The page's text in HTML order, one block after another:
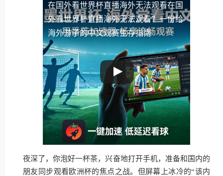
在国外看世界杯直播海外无法观看在国
外看世界杯直播海外无法观看？一份给
海外游子的中文观赛生存指南
夜深了，你泡好一杯茶，兴奋地打开手机，准备和国内的
朋友同步观看欧洲杯的焦点之战。但屏幕上冰冷的“该内